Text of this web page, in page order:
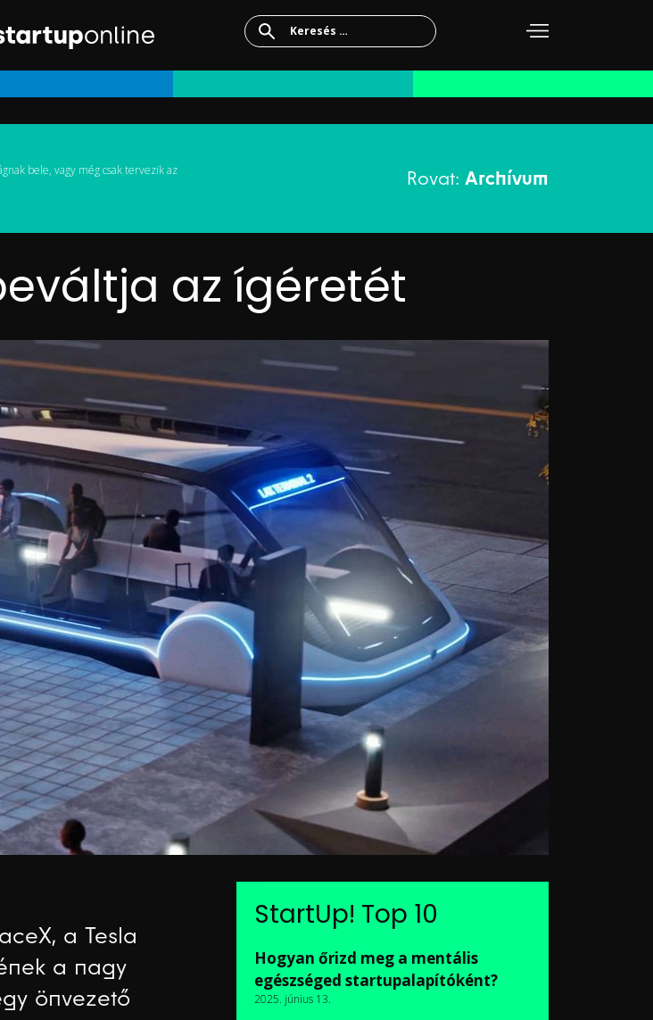
Keresés:
bele, vagy még csak tervezik az
Rovat: Archívum
az ígéretét
a Tesla
a nagy
önvezető
StartUp! Top 10
Hogyan őrizd meg a mentális
egészséged startupalapítóként?
2025. június 13.